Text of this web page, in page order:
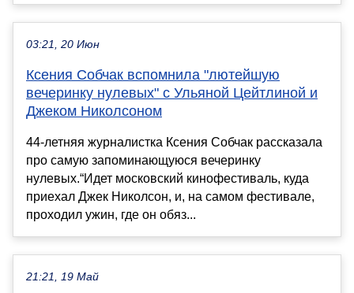
03:21, 20 Июн
Ксения Собчак вспомнила "лютейшую
вечеринку нулевых" с Ульяной Цейтлиной и
Джеком Николсоном
44-летняя журналистка Ксения Собчак рассказала
про самую запоминающуюся вечеринку
нулевых.“Идет московский кинофестиваль, куда
приехал Джек Николсон, и, на самом фестивале,
проходил ужин, где он обяз...
21:21, 19 Май